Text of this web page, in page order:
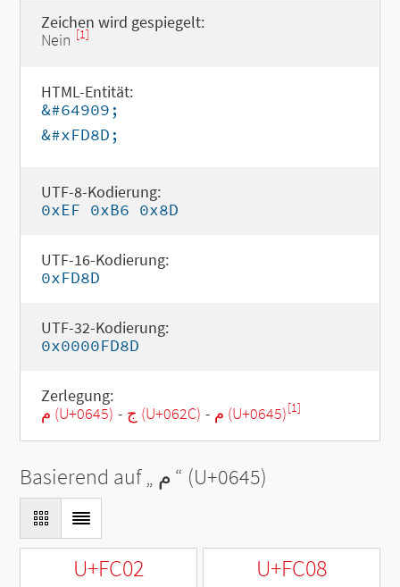
Zeichen wird gespiegelt:
Nein [1]
HTML-Entität:
&#64909;
&#xFD8D;
UTF-8-Kodierung:
0xEF 0xB6 0x8D
UTF-16-Kodierung:
0xFD8D
UTF-32-Kodierung:
0x0000FD8D
Zerlegung:
م (U+0645) - ج (U+062C) - م (U+0645)[1]
Basierend auf „ م “ (U+0645)
U+FC02 U+FC08